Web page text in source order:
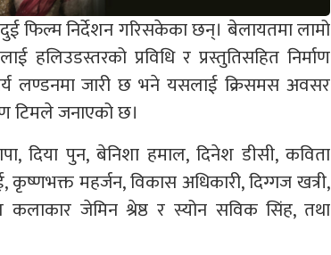
फिल्म निर्देशन गरिसकेका छन्। बेलायतमा लामो
प्रविधि र प्रस्तुतिसहित निर्माण
लण्डनमा जारी छ भने यसलाई क्रिसमस अवसर
टिमले जनाएको छ।
दिया पुन, बेनिशा हमाल, दिनेश डीसी, कविता
कृष्णभक्त महर्जन, विकास अधिकारी, दिग्गज खत्री,
कलाकार जेमिन श्रेष्ठ र स्योन सविक सिंह, तथा